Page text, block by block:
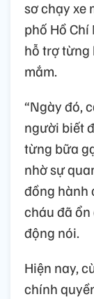
sơ chạy xe
phố Hồ
hỗ trợ từng
mắm.
“Ngày đó,
người biết
từng bữa
nhờ sự
đồng hành
cháu đã ổn
động nói.
Hiện nay,
chính